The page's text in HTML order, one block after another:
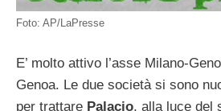
Foto: AP/LaPresse
E’ molto attivo l’asse Milano-
Genoa. Le due società si sono
per trattare Palacio, alla luce del